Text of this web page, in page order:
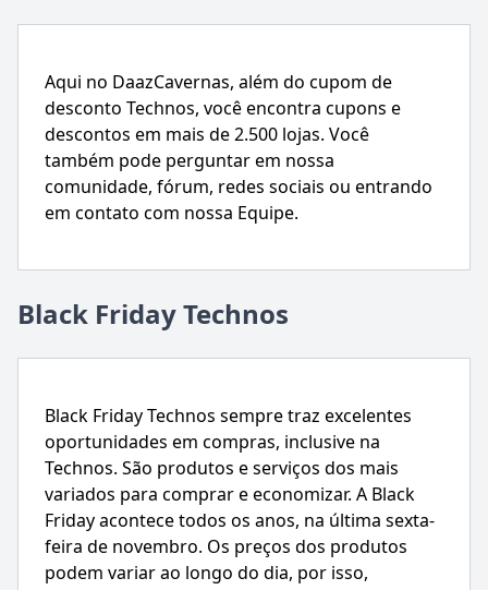
Aqui no DaazCavernas, além do cupom de
desconto Technos, você encontra cupons e
descontos em mais de 2.500 lojas. Você
também pode perguntar em nossa
comunidade, fórum, redes sociais ou entrando
em contato com nossa Equipe.
Black Friday Technos
Black Friday Technos sempre traz excelentes
oportunidades em compras, inclusive na
Technos. São produtos e serviços dos mais
variados para comprar e economizar. A Black
Friday acontece todos os anos, na última sexta-
feira de novembro. Os preços dos produtos
podem variar ao longo do dia, por isso,